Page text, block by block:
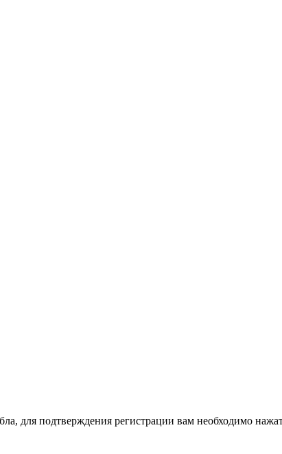
для подтверждения регистрации вам необходимо